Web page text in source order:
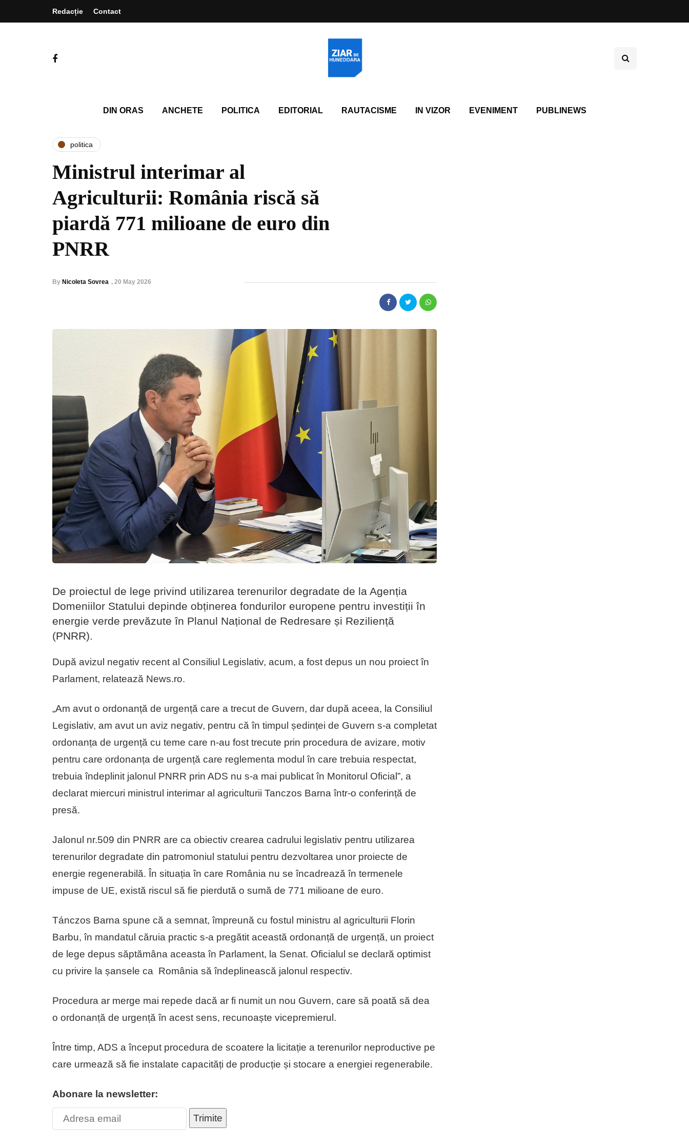
Redacție Contact
DIN ORAS ANCHETE POLITICA EDITORIAL RAUTACISME IN VIZOR EVENIMENT PUBLINEWS
politica
Ministrul interimar al
Agriculturii: România riscă să
piardă 771 milioane de euro din
PNRR
By Nicoleta Sovrea , 20 May 2026
De proiectul de lege privind utilizarea terenurilor degradate de la Agenția
Domeniilor Statului depinde obținerea fondurilor europene pentru investiții în
energie verde prevăzute în Planul Național de Redresare și Reziliență
(PNRR).
După avizul negativ recent al Consiliul Legislativ, acum, a fost depus un nou proiect în
Parlament, relatează News.ro.
„Am avut o ordonanță de urgență care a trecut de Guvern, dar după aceea, la Consiliul
Legislativ, am avut un aviz negativ, pentru că în timpul ședinței de Guvern s-a completat
ordonanța de urgență cu teme care n-au fost trecute prin procedura de avizare, motiv
pentru care ordonanța de urgență care reglementa modul în care trebuia respectat,
trebuia îndeplinit jalonul PNRR prin ADS nu s-a mai publicat în Monitorul Oficial”, a
declarat miercuri ministrul interimar al agriculturii Tanczos Barna într-o conferință de
presă.
Jalonul nr.509 din PNRR are ca obiectiv crearea cadrului legislativ pentru utilizarea
terenurilor degradate din patromoniul statului pentru dezvoltarea unor proiecte de
energie regenerabilă. În situația în care România nu se încadrează în termenele
impuse de UE, există riscul să fie pierdută o sumă de 771 milioane de euro.
Tánczos Barna spune că a semnat, împreună cu fostul ministru al agriculturii Florin
Barbu, în mandatul căruia practic s-a pregătit această ordonanță de urgență, un proiect
de lege depus săptămâna aceasta în Parlament, la Senat. Oficialul se declară optimist
cu privire la șansele ca România să îndeplinească jalonul respectiv.
Procedura ar merge mai repede dacă ar fi numit un nou Guvern, care să poată să dea
o ordonanță de urgență în acest sens, recunoaște vicepremierul.
Între timp, ADS a început procedura de scoatere la licitație a terenurilor neproductive pe
care urmează să fie instalate capacități de producție și stocare a energiei regenerabile.
Abonare la newsletter:
Trimite